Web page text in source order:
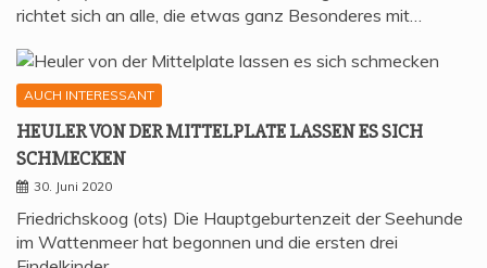
richtet sich an alle, die etwas ganz Besonderes mit…
AUCH INTERESSANT
HEU­LER VON DER MIT­TEL­P­LA­TE LAS­SEN ES SICH
SCHMECKEN
30. Juni 2020
Friedrichskoog (ots) Die Hauptgeburtenzeit der Seehunde
im Wattenmeer hat begonnen und die ersten drei